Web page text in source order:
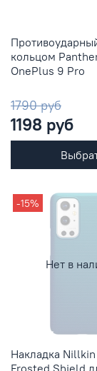
кольцом
OnePlus 9 Pro
1790 руб
1198 руб
Нет в
-15%
Накладка